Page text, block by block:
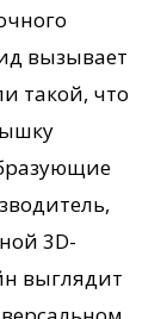
вызывает
такой, что
3D-
выглядит